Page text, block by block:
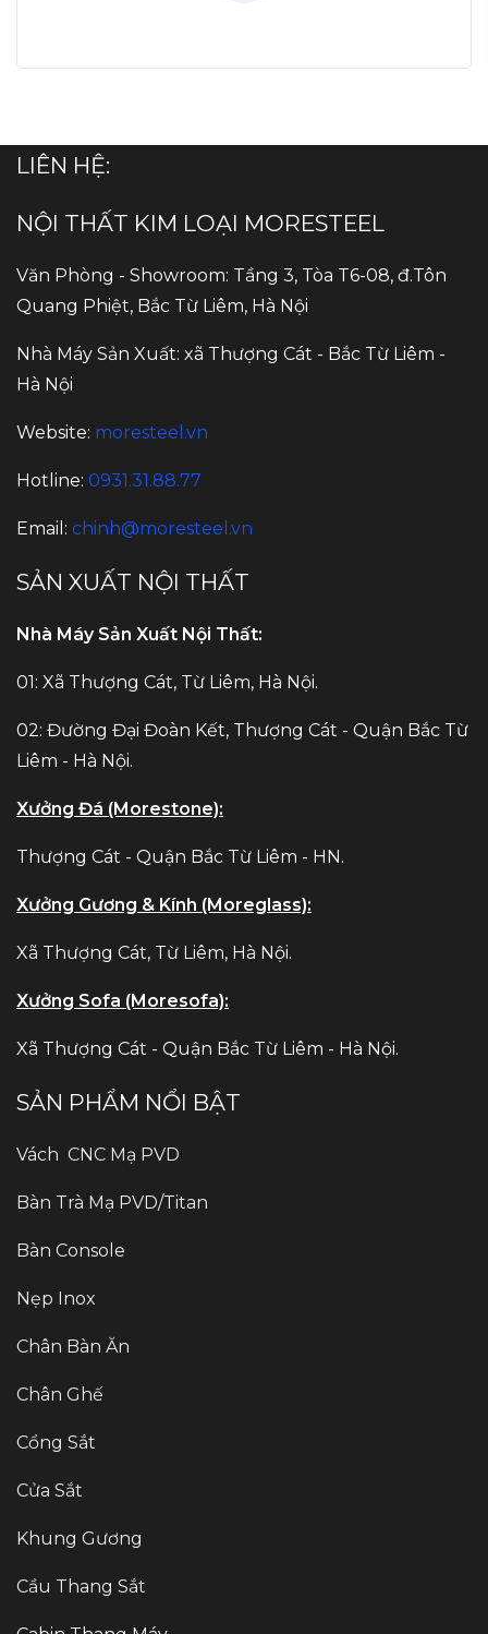
LIÊN HỆ:
NỘI THẤT KIM LOẠI MORESTEEL
Văn Phòng - Showroom: Tầng 3, Tòa T6-08, đ.Tôn
Quang Phiệt, Bắc Từ Liêm, Hà Nội
Nhà Máy Sản Xuất: xã Thượng Cát - Bắc Từ Liêm -
Hà Nội
Website: moresteel.vn
Hotline: 0931.31.88.77
Email: chinh@moresteel.vn
SẢN XUẤT NỘI THẤT
Nhà Máy Sản Xuất Nội Thất:
01: Xã Thượng Cát, Từ Liêm, Hà Nội.
02: Đường Đại Đoàn Kết, Thượng Cát - Quận Bắc Từ
Liêm - Hà Nội.
Xưởng Đá (Morestone):
Thượng Cát - Quận Bắc Từ Liêm - HN.
Xưởng Gương & Kính (Moreglass):
Xã Thượng Cát, Từ Liêm, Hà Nội.
Xưởng Sofa (Moresofa):
Xã Thượng Cát - Quận Bắc Từ Liêm - Hà Nội.
SẢN PHẨM NỔI BẬT
Vách CNC Mạ PVD
Bàn Trà Mạ PVD/Titan
Bàn Console
Nẹp Inox
Chân Bàn Ăn
Chân Ghế
Cổng Sắt
Cửa Sắt
Khung Gương
Cầu Thang Sắt